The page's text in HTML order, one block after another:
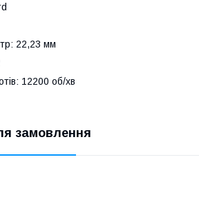
22,23 мм
12200 об/хв
замовлення